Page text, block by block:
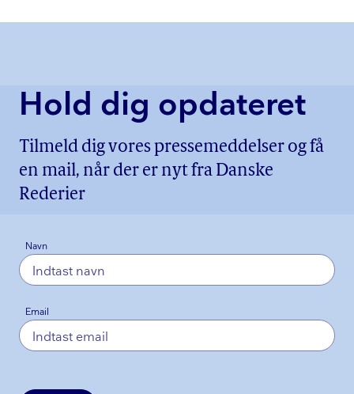
Hold dig opdateret
Tilmeld dig vores pressemeddelser og få
en mail, når der er nyt fra Danske
Rederier
Navn
Email